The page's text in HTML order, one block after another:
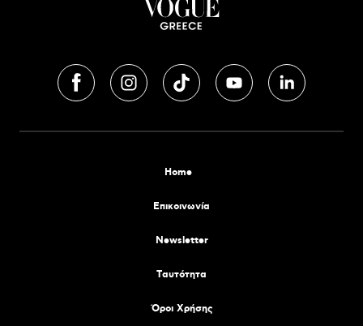
Home
Επικοινωνία
Newsletter
Tαυτότητα
Όροι Χρήσης